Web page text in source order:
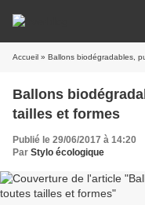
Accueil » Ballons biodégradables,
Ballons
tailles et formes
Publié le 29/06/2017 à 14:20
Par Stylo écologique